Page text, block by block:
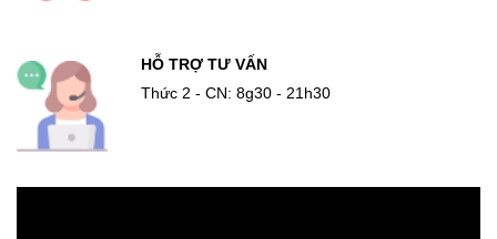
HỖ TRỢ TƯ VẤN
Thức 2 - CN: 8g30 - 21h30